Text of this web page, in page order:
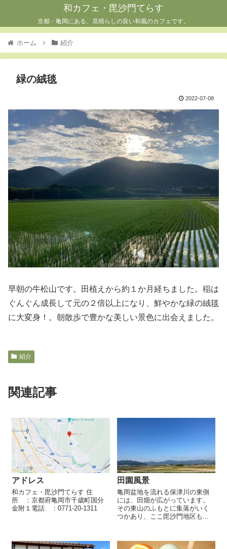
和カフェ・毘沙門てらす
京都・亀岡にある、見晴らしの良い和風のカフェです。
ホーム 紹介
緑の絨毯
2022-07-08
早朝の牛松山です。田植えから約１か月経ちました。稲は
ぐんぐん成長して元の２倍以上になり、鮮やかな緑の絨毯
に大変身！。朝散歩で豊かな美しい景色に出会えました。
紹介
関連記事
アドレス
和カフェ・毘沙門てらす 住
所 ：京都府亀岡市千歳町国分
金附１電話 ：0771-20-1311
田園風景
亀岡盆地を流れる保津川の東側
には、田畑が広がっています。
その東山のふもとに集落がいく
つかあり、ここ毘沙門地区も...